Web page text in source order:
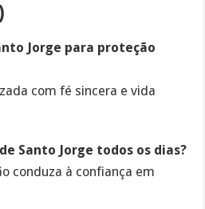
Jorge para proteção
com fé sincera e vida
Santo Jorge todos os dias?
conduza à confiança em